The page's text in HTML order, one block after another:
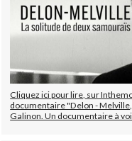
Cliquez ici pour lire, sur
documentaire "Delon -
Galinon. Un documentaire à